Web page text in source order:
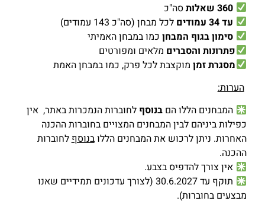
360 שאלות
סה"כ
עד 34 עמודים
לכל מבחן (סה"כ 143 עמודים)
סימון בגוף המבחןכמו במבחן האמיתי
פתרונות והסבריםמלאים ומפורטים
מסגרת זמןמוקצבת לכל פרק, כמו במבחן האמת
הערות:
המבחנים הללו הםבנוסףלחוברות הנמכרות באתר,אין
כפילות ביניהם לבין המבחנים המצויים בחוברות ההכנה
האחרות. ניתן לרכוש את המבחנים הללובנוסףלחוברות
ההכנה.
אין צורך להדפיס בצבע.
תוקף עד 30.6.2027 (לצורך עדכונים תמידיים שאנו
מבצעים בחוברות).